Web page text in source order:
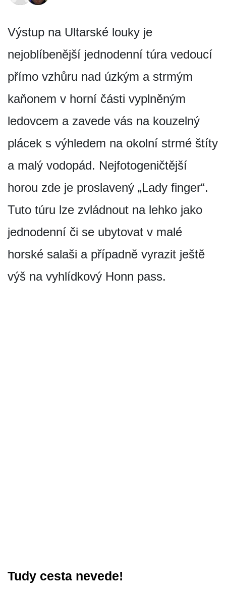
Výstup na Ultarské louky je
nejoblíbenější jednodenní túra vedoucí
přímo vzhůru nad úzkým a strmým
kaňonem v horní části vyplněným
ledovcem a zavede vás na kouzelný
plácek s výhledem na okolní strmé štíty
a malý vodopád. Nejfotogeničtější
horou zde je proslavený „Lady finger“.
Tuto túru lze zvládnout na lehko jako
jednodenní či se ubytovat v malé
horské salaši a případně vyrazit ještě
výš na vyhlídkový Honn pass.
Tudy cesta nevede!